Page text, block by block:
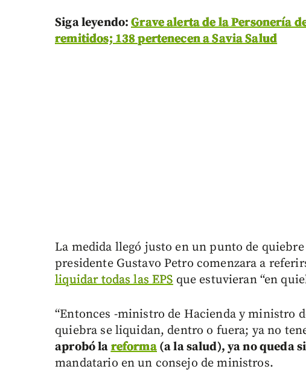
Siga leyendo:Grave alerta de la Personería
remitidos; 138 pertenecen a Savia Salud
La medida llegó justo en un punto de quiebre
presidente Gustavo Petro comenzara a
liquidar todas las EPSque estuvieran “en
“Entonces -ministro de Hacienda y ministro
quiebra se liquidan, dentro o fuera; ya no
aprobó lareforma(a la salud), ya no queda
mandatario en un consejo de ministros.